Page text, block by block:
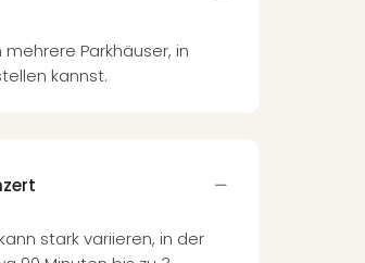
Parkhäuser, in
kannst.
stark variieren, in der